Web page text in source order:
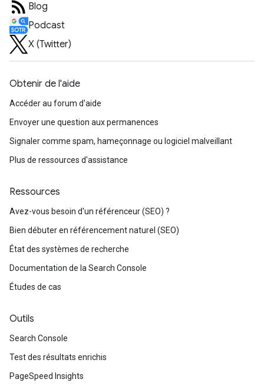
Blog
Podcast
X (Twitter)
Obtenir de l'aide
Accéder au forum d'aide
Envoyer une question aux permanences
Signaler comme spam, hameçonnage ou logiciel malveillant
Plus de ressources d'assistance
Ressources
Avez-vous besoin d'un référenceur (SEO) ?
Bien débuter en référencement naturel (SEO)
État des systèmes de recherche
Documentation de la Search Console
Études de cas
Outils
Search Console
Test des résultats enrichis
PageSpeed Insights